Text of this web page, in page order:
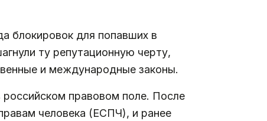
блокировок для попавших в
ту репутационную черту,
и международные законы.
правовом поле. После
человека (ЕСПЧ), и ранее